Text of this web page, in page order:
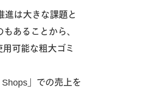
進は大きな課題と
あることから、
可能な粗大ゴミ
」での売上を